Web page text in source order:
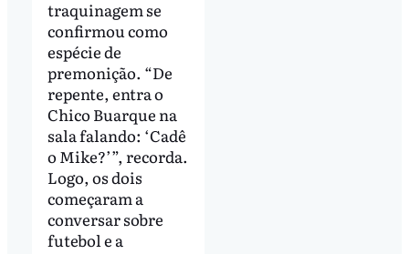
traquinagem se
confirmou como
espécie de
premonição. “De
repente, entra o
Chico Buarque na
sala falando: ‘Cadê
o Mike?’”, recorda.
Logo, os dois
começaram a
conversar sobre
futebol e a